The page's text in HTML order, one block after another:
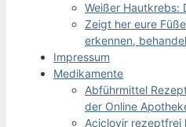
Weißer Hautkrebs:
Zeigt her eure
erkennen,
Impressum
Medikamente
Abführmittel
der Online
Aciclovir rezeptfrei